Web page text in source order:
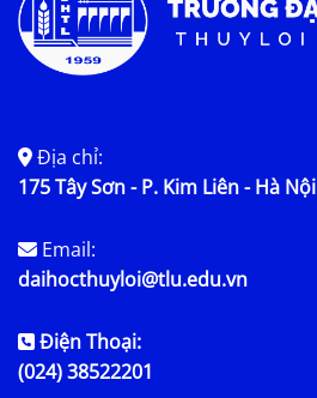
Địa chỉ:
175 Tây Sơn - P. Kim Liên - Hà Nội
Email:
daihocthuyloi@tlu.edu.vn
Điện Thoại:
(024) 38522201